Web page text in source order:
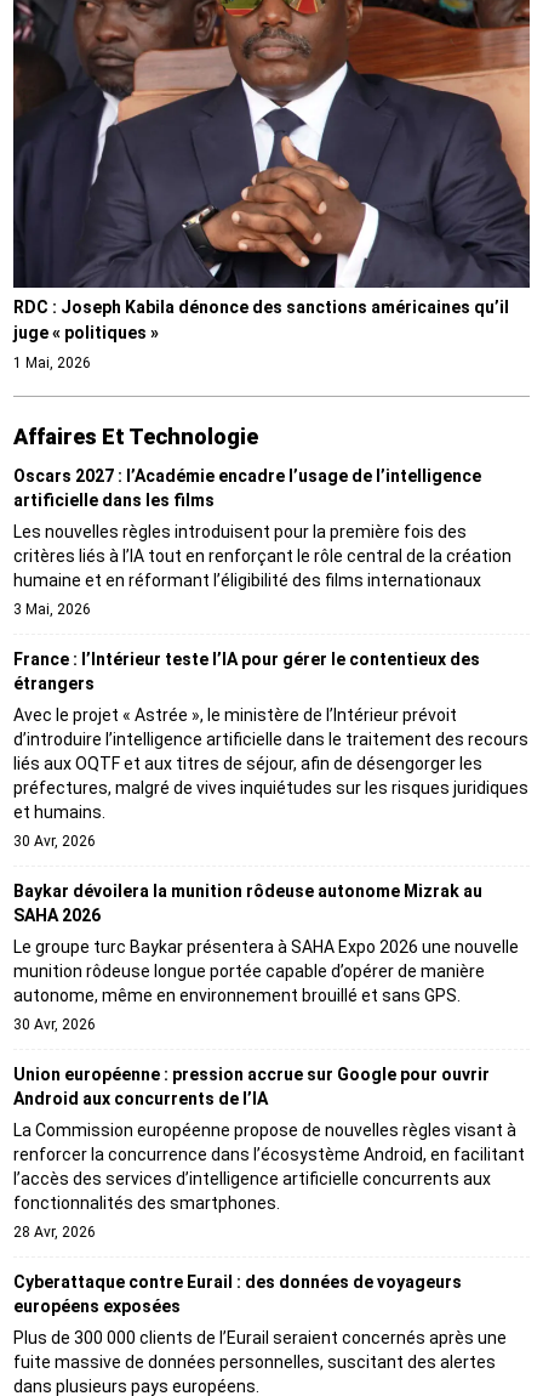
RDC : Joseph Kabila dénonce des sanctions américaines qu’il
juge « politiques »
1 Mai, 2026
Affaires Et Technologie
Oscars 2027 : l’Académie encadre l’usage de l’intelligence
artificielle dans les films
Les nouvelles règles introduisent pour la première fois des
critères liés à l’IA tout en renforçant le rôle central de la création
humaine et en réformant l’éligibilité des films internationaux
3 Mai, 2026
France : l’Intérieur teste l’IA pour gérer le contentieux des
étrangers
Avec le projet « Astrée », le ministère de l’Intérieur prévoit
d’introduire l’intelligence artificielle dans le traitement des recours
liés aux OQTF et aux titres de séjour, afin de désengorger les
préfectures, malgré de vives inquiétudes sur les risques juridiques
et humains.
30 Avr, 2026
Baykar dévoilera la munition rôdeuse autonome Mizrak au
SAHA 2026
Le groupe turc Baykar présentera à SAHA Expo 2026 une nouvelle
munition rôdeuse longue portée capable d’opérer de manière
autonome, même en environnement brouillé et sans GPS.
30 Avr, 2026
Union européenne : pression accrue sur Google pour ouvrir
Android aux concurrents de l’IA
La Commission européenne propose de nouvelles règles visant à
renforcer la concurrence dans l’écosystème Android, en facilitant
l’accès des services d’intelligence artificielle concurrents aux
fonctionnalités des smartphones.
28 Avr, 2026
Cyberattaque contre Eurail : des données de voyageurs
européens exposées
Plus de 300 000 clients de l’Eurail seraient concernés après une
fuite massive de données personnelles, suscitant des alertes
dans plusieurs pays européens.